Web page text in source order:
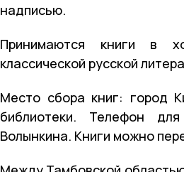
надписью.
Принимаются книги в
классической русской
Место сбора книг: город
библиотеки. Телефон
Волынкина. Книги можно